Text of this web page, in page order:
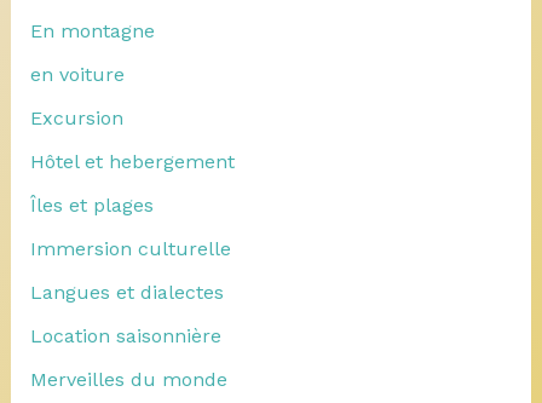
En montagne
en voiture
Excursion
Hôtel et hebergement
Îles et plages
Immersion culturelle
Langues et dialectes
Location saisonnière
Merveilles du monde